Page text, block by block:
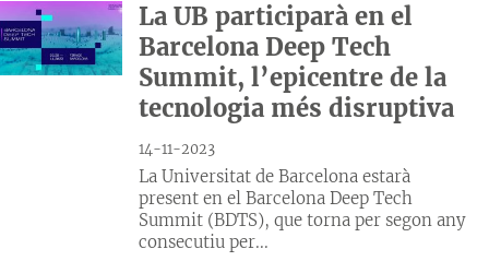
La UB participarà en el
Barcelona Deep Tech
Summit, l’epicentre de la
tecnologia més disruptiva
14-11-2023
La Universitat de Barcelona estarà
present en el Barcelona Deep Tech
Summit (BDTS), que torna per segon any
consecutiu per...